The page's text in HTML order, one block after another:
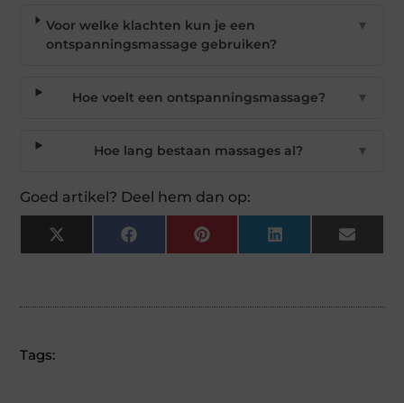
Voor welke klachten kun je een
ontspanningsmassage gebruiken?
▼
Hoe voelt een ontspanningsmassage? ▼
Hoe lang bestaan massages al? ▼
Goed artikel? Deel hem dan op:
X
(Twitter)
Facebook Pinterest LinkedIn Email
Tags: